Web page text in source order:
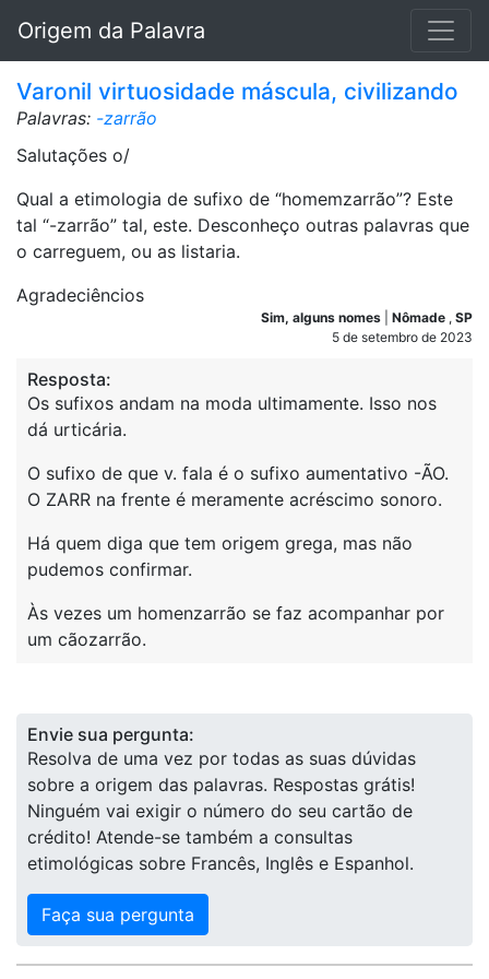
Origem da Palavra
Varonil virtuosidade máscula, civilizando
Palavras: -zarrão
Salutações o/
Qual a etimologia de sufixo de “homemzarrão”? Este
tal “-zarrão” tal, este. Desconheço outras palavras que
o carreguem, ou as listaria.
Agradeciêncios
Sim, alguns nomes Nômade , SP
5 de setembro de 2023
Resposta:
Os sufixos andam na moda ultimamente. Isso nos
dá urticária.
O sufixo de que v. fala é o sufixo aumentativo -ÃO.
O ZARR na frente é meramente acréscimo sonoro.
Há quem diga que tem origem grega, mas não
pudemos confirmar.
Às vezes um homenzarrão se faz acompanhar por
um cãozarrão.
Envie sua pergunta:
Resolva de uma vez por todas as suas dúvidas
sobre a origem das palavras. Respostas grátis!
Ninguém vai exigir o número do seu cartão de
crédito! Atende-se também a consultas
etimológicas sobre Francês, Inglês e Espanhol.
Faça sua pergunta